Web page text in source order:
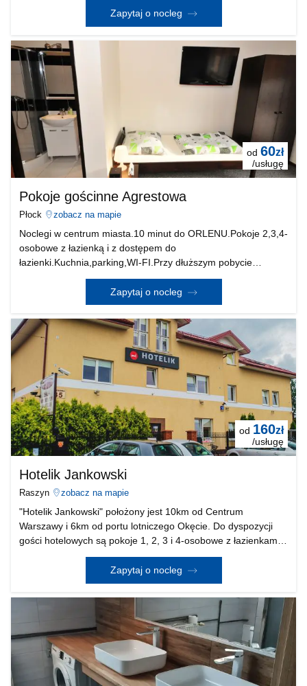
Płocka,spokojnej dzielnicy domków jednorodzinnych bar
Zapytaj o nocleg
od 60zł
/usługę
Pokoje gościnne Agrestowa
Płock zobacz na mapie
Noclegi w centrum miasta.10 minut do ORLENU.Pokoje 2,3,4-
osobowe z łazienką i z dostępem do
łazienki.Kuchnia,parking,WI-FI.Przy dłuższym pobycie
możliwość negocjacji cen.
Zapytaj o nocleg
od 160zł
/usługę
Hotelik Jankowski
Raszyn zobacz na mapie
"Hotelik Jankowski" położony jest 10km od Centrum
Warszawy i 6km od portu lotniczego Okęcie. Do dyspozycji
gości hotelowych są pokoje 1, 2, 3 i 4-osobowe z łazienkami,
TV i internetem, oraz czajnik i szklanki w pokoju. Posiadamy
salę konferencyjno-bankietową do 60 osób
Zapytaj o nocleg